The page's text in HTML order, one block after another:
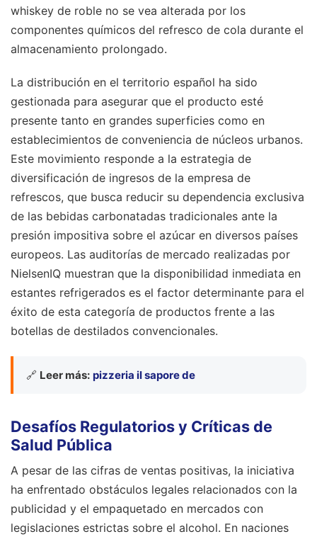
whiskey de roble no se vea alterada por los
componentes químicos del refresco de cola durante el
almacenamiento prolongado.
La distribución en el territorio español ha sido
gestionada para asegurar que el producto esté
presente tanto en grandes superficies como en
establecimientos de conveniencia de núcleos urbanos.
Este movimiento responde a la estrategia de
diversificación de ingresos de la empresa de
refrescos, que busca reducir su dependencia exclusiva
de las bebidas carbonatadas tradicionales ante la
presión impositiva sobre el azúcar en diversos países
europeos. Las auditorías de mercado realizadas por
NielsenIQ muestran que la disponibilidad inmediata en
estantes refrigerados es el factor determinante para el
éxito de esta categoría de productos frente a las
botellas de destilados convencionales.
🔗 Leer más: pizzeria il sapore de
Desafíos Regulatorios y Críticas de
Salud Pública
A pesar de las cifras de ventas positivas, la iniciativa
ha enfrentado obstáculos legales relacionados con la
publicidad y el empaquetado en mercados con
legislaciones estrictas sobre el alcohol. En naciones